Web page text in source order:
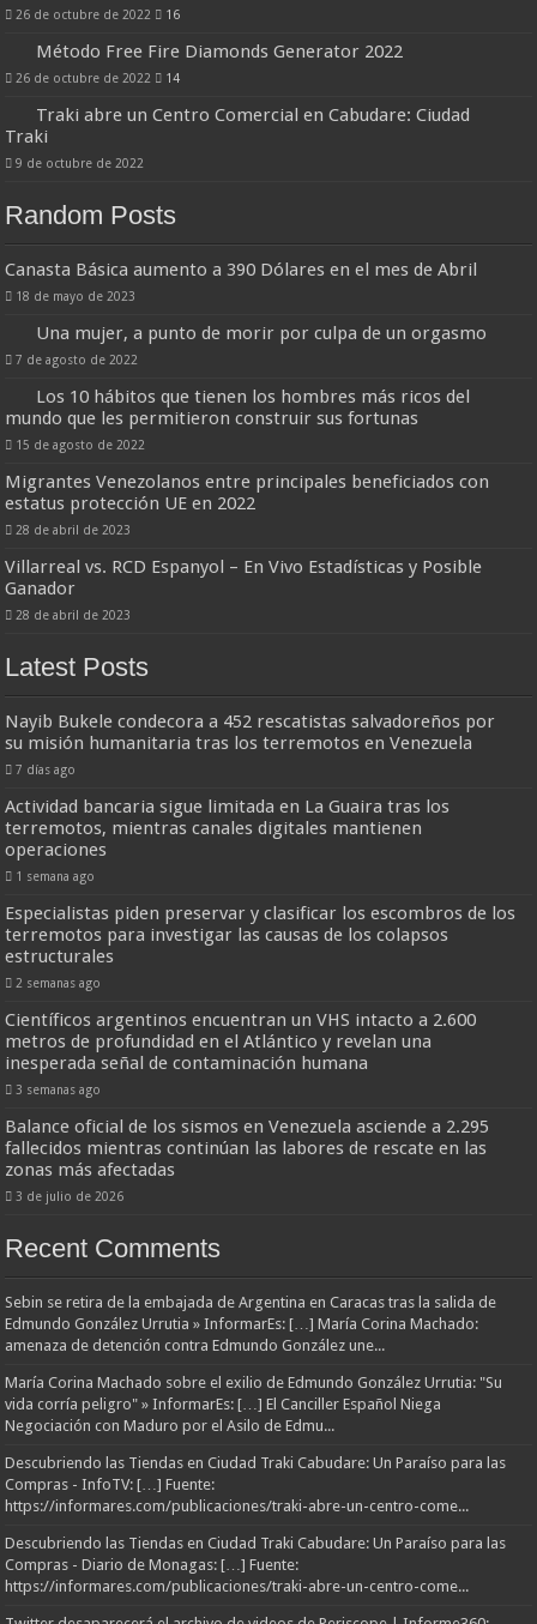
26 de octubre de 2022 16
Método Free Fire Diamonds Generator 2022
26 de octubre de 2022 14
Traki abre un Centro Comercial en Cabudare: Ciudad
Traki
9 de octubre de 2022
Random Posts
Canasta Básica aumento a 390 Dólares en el mes de Abril
18 de mayo de 2023
Una mujer, a punto de morir por culpa de un orgasmo
7 de agosto de 2022
Los 10 hábitos que tienen los hombres más ricos del
mundo que les permitieron construir sus fortunas
15 de agosto de 2022
Migrantes Venezolanos entre principales beneficiados con
estatus protección UE en 2022
28 de abril de 2023
Villarreal vs. RCD Espanyol – En Vivo Estadísticas y Posible
Ganador
28 de abril de 2023
Latest Posts
Nayib Bukele condecora a 452 rescatistas salvadoreños por
su misión humanitaria tras los terremotos en Venezuela
7 días ago
Actividad bancaria sigue limitada en La Guaira tras los
terremotos, mientras canales digitales mantienen
operaciones
1 semana ago
Especialistas piden preservar y clasificar los escombros de los
terremotos para investigar las causas de los colapsos
estructurales
2 semanas ago
Científicos argentinos encuentran un VHS intacto a 2.600
metros de profundidad en el Atlántico y revelan una
inesperada señal de contaminación humana
3 semanas ago
Balance oficial de los sismos en Venezuela asciende a 2.295
fallecidos mientras continúan las labores de rescate en las
zonas más afectadas
3 de julio de 2026
Recent Comments
Sebin se retira de la embajada de Argentina en Caracas tras la salida de
Edmundo González Urrutia » InformarEs: […] María Corina Machado:
amenaza de detención contra Edmundo González une...
María Corina Machado sobre el exilio de Edmundo González Urrutia: "Su
vida corría peligro" » InformarEs: […] El Canciller Español Niega
Negociación con Maduro por el Asilo de Edmu...
Descubriendo las Tiendas en Ciudad Traki Cabudare: Un Paraíso para las
Compras - InfoTV: […] Fuente:
https://informares.com/publicaciones/traki-abre-un-centro-come...
Descubriendo las Tiendas en Ciudad Traki Cabudare: Un Paraíso para las
Compras - Diario de Monagas: […] Fuente:
https://informares.com/publicaciones/traki-abre-un-centro-come...